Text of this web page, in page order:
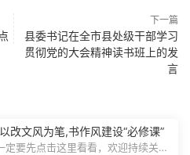
下一篇
县委书记在全市县处级干部学习
贯彻党的大会精神读书班上的发
言
改文风为笔,书作风建设“必修课”
定要先点击这里看看，欢迎持续关